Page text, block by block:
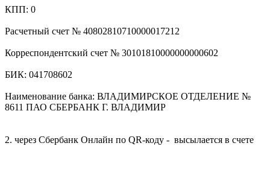
КПП: 0
Расчетный счет № 40802810710000017212
Корреспондентский счет № 30101810000000000602
БИК: 041708602
Наименование банка: ВЛАДИМИРСКОЕ ОТДЕЛЕНИЕ №
8611 ПАО СБЕРБАНК Г. ВЛАДИМИР
2. через Сбербанк Онлайн по QR-коду - высылается в счете